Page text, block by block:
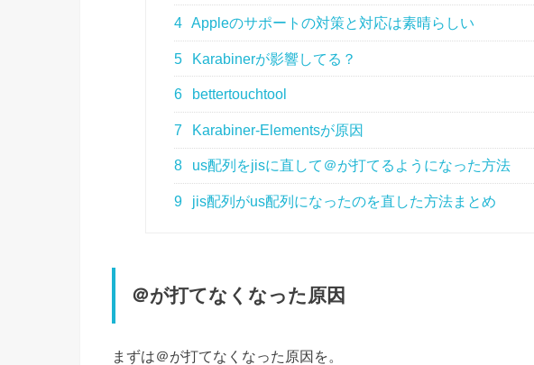
4 Appleのサポートの対策と対応は素晴らしい
5 Karabinerが影響してる？
6 bettertouchtool
7 Karabiner-Elementsが原因
8 us配列をjisに直して＠が打てるようになった方法
9 jis配列がus配列になったのを直した方法まとめ
＠が打てなくなった原因
まずは＠が打てなくなった原因を。